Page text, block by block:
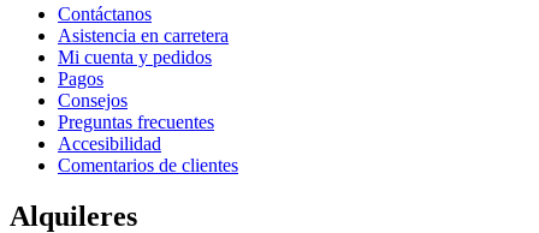
Contáctanos
Asistencia en carretera
Mi cuenta y pedidos
Pagos
Consejos
Preguntas frecuentes
Accesibilidad
Comentarios de clientes
Alquileres